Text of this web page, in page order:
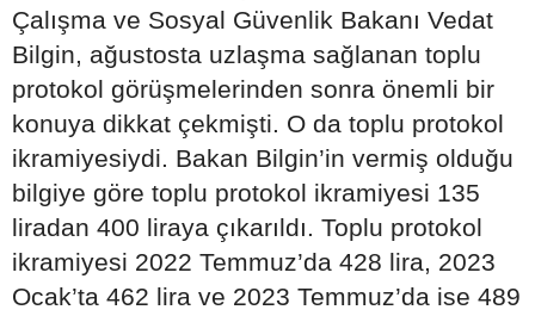
Çalışma ve Sosyal Güvenlik Bakanı Vedat
Bilgin, ağustosta uzlaşma sağlanan toplu
protokol görüşmelerinden sonra önemli bir
konuya dikkat çekmişti. O da toplu protokol
ikramiyesiydi. Bakan Bilgin’in vermiş olduğu
bilgiye göre toplu protokol ikramiyesi 135
liradan 400 liraya çıkarıldı. Toplu protokol
ikramiyesi 2022 Temmuz’da 428 lira, 2023
Ocak’ta 462 lira ve 2023 Temmuz’da ise 489